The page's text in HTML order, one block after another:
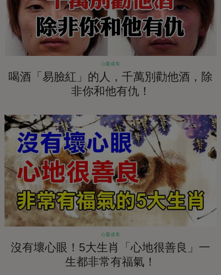
心靈成長
喝酒「易臉紅」的人，千萬別勸他酒，除
非你和他有仇！
心靈成長
沒有壞心眼！5大生肖「心地很善良」一
生都非常有福氣！